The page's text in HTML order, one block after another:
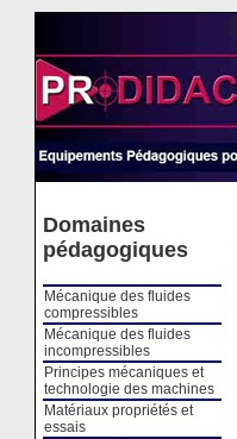
Domaines
pédagogiques
Mécanique des fluides
compressibles
Mécanique des fluides
incompressibles
Principes mécaniques et
technologie des machines
Matériaux propriétés et
essais
Cookies management panel